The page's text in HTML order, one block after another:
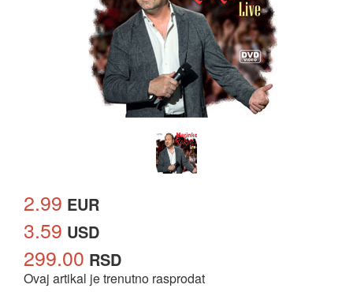
2.99 EUR
3.59 USD
299.00 RSD
Ovaj artikal je trenutno rasprodat